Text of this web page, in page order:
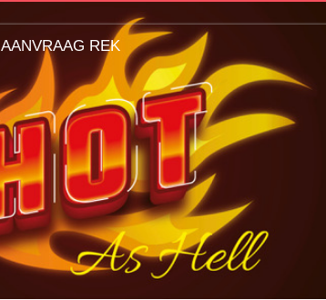
AANVRAAG REK